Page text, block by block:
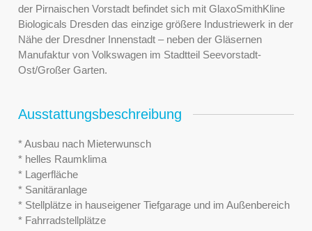
der Pirnaischen Vorstadt befindet sich mit GlaxoSmithKline
Biologicals Dresden das einzige größere Industriewerk in der
Nähe der Dresdner Innenstadt – neben der Gläsernen
Manufaktur von Volkswagen im Stadtteil Seevorstadt-
Ost/Großer Garten.
Ausstattungsbeschreibung
* Ausbau nach Mieterwunsch
* helles Raumklima
* Lagerfläche
* Sanitäranlage
* Stellplätze in hauseigener Tiefgarage und im Außenbereich
* Fahrradstellplätze